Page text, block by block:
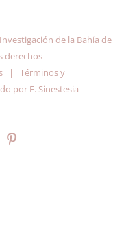
de la Bahía de
derechos
| Términos y
por E. Sinestesia